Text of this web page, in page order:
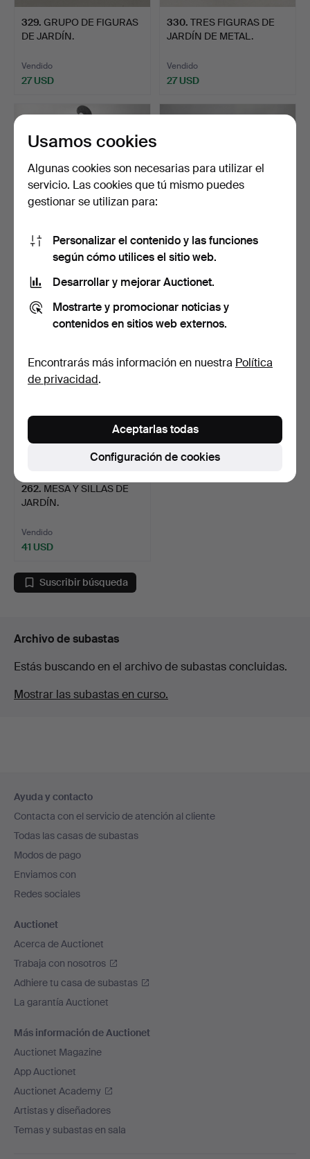
329. GRUPO DE FIGURAS
DE JARDÍN.
Vendido
27 USD
330. TRES FIGURAS DE
JARDÍN DE METAL.
Vendido
27 USD
SILUETA
JARDÍN DE ME…
Vendido
61 USD
ASIENTO DE JARDÍN DE
Subastado 24 dic 2025
54 USD
262. MESA Y SILLAS DE
JARDÍN.
Vendido
41 USD
Suscribir búsqueda
Archivo de subastas
Estás buscando en el archivo de subastas concluidas.
Mostrar las subastas en curso.
en
el
pie
de
página
Ayuda y contacto
Contacta con el servicio de atención al cliente
Todas las casas de subastas
Modos de pago
Enviamos con
Redes sociales
Auctionet
Acerca de Auctionet
Trabaja con nosotros
Adhiere tu casa de subastas
La garantía Auctionet
Más información de Auctionet
Auctionet Magazine
App Auctionet
Auctionet Academy
Artistas y diseñadores
Temas y subastas en sala
Usamos cookies
Algunas cookies son necesarias para utilizar el
servicio. Las cookies que tú mismo puedes
gestionar se utilizan para:
Personalizar el contenido y las funciones
según cómo utilices el sitio web.
Desarrollar y mejorar Auctionet.
Mostrarte y promocionar noticias y
contenidos en sitios web externos.
Encontrarás más información en nuestra Política
de privacidad.
Configuración de cookies
Aceptarlas todas